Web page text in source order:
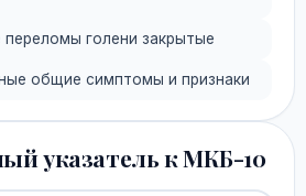
голени закрытые
общие симптомы и признаки
указатель к МКБ-10